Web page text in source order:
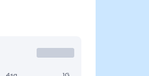
4sa 1G